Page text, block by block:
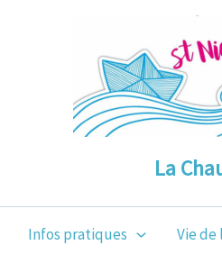
La
Infos pratiques Vie de